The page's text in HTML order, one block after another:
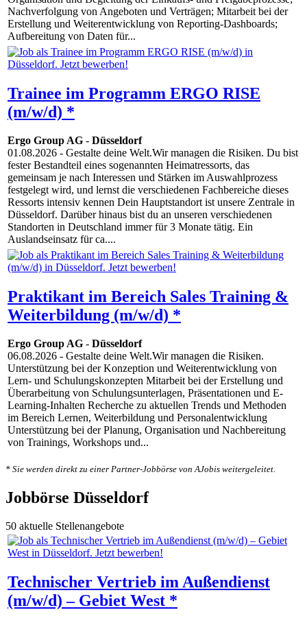
Nachverfolgung von Angeboten und Verträgen; Mitarbeit bei der
Erstellung und Weiterentwicklung von Reporting-Dashboards;
Aufbereitung von Daten für...
Trainee im Programm ERGO RISE
(m/w/d) *
Ergo Group AG - Düsseldorf
01.08.2026 - Gestalte deine Welt.Wir managen die Risiken. Du bist
fester Bestandteil eines sogenannten Heimatressorts, das
gemeinsam je nach Interessen und Stärken im Auswahlprozess
festgelegt wird, und lernst die verschiedenen Fachbereiche dieses
Ressorts intensiv kennen Dein Hauptstandort ist unsere Zentrale in
Düsseldorf. Darüber hinaus bist du an unseren verschiedenen
Standorten in Deutschland immer für 3 Monate tätig. Ein
Auslandseinsatz für ca....
Praktikant im Bereich Sales Training &
Weiterbildung (m/w/d) *
Ergo Group AG - Düsseldorf
06.08.2026 - Gestalte deine Welt.Wir managen die Risiken.
Unterstützung bei der Konzeption und Weiterentwicklung von
Lern- und Schulungskonzepten Mitarbeit bei der Erstellung und
Überarbeitung von Schulungsunterlagen, Präsentationen und E-
Learning-Inhalten Recherche zu aktuellen Trends und Methoden
im Bereich Lernen, Weiterbildung und Personalentwicklung
Unterstützung bei der Planung, Organisation und Nachbereitung
von Trainings, Workshops und...
* Sie werden direkt zu einer Partner-Jobbörse von AJobis weitergeleitet.
Jobbörse Düsseldorf
50 aktuelle Stellenangebote
Technischer Vertrieb im Außendienst
(m/w/d) – Gebiet West *